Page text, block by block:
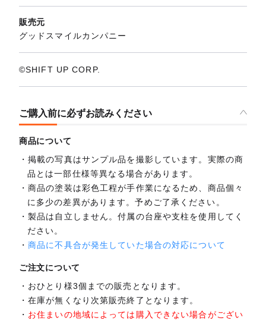
販売元
グッドスマイルカンパニー
©SHIFT UP CORP.
ご購入前に必ずお読みください
商品について
掲載の写真はサンプル品を撮影しています。実際の商
品とは一部仕様等異なる場合があります。
商品の塗装は彩色工程が手作業になるため、商品個々
に多少の差異があります。予めご了承ください。
製品は自立しません。付属の台座や支柱を使用してく
ださい。
商品に不具合が発生していた場合の対応について
ご注文について
おひとり様3個までの販売となります。
在庫が無くなり次第販売終了となります。
お住まいの地域によっては購入できない場合がござい